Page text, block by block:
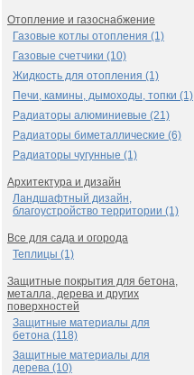
Отопление и газоснабжение
Газовые котлы отопления (1)
Газовые счетчики (10)
Жидкость для отопления (1)
Печи, камины, дымоходы, топки (1)
Радиаторы алюминиевые (21)
Радиаторы биметаллические (6)
Радиаторы чугунные (1)
Архитектура и дизайн
Ландшафтный дизайн,
благоустройство территории (1)
Все для сада и огорода
Теплицы (1)
Защитные покрытия для бетона,
металла, дерева и других
поверхностей
Защитные материалы для
бетона (118)
Защитные материалы для
дерева (10)